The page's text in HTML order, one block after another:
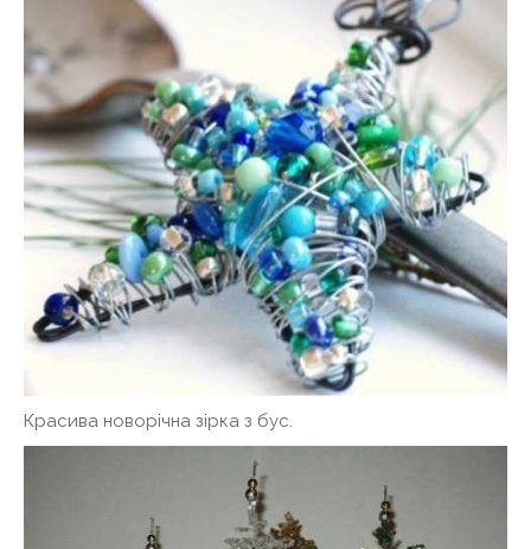
Красива новорічна зірка з бус.